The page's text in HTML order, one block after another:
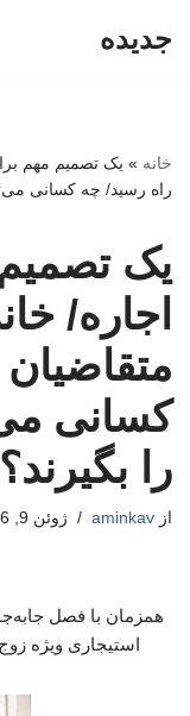
جدیده
خانه » یک تصمیم مهم
راه رسید/ چه کسانی
یک تصمیم
اجاره/
کسانی
را بگیرند؟
از aminkav ژوئن 9, 2026
همزمان با فصل
استیجاری ویژه